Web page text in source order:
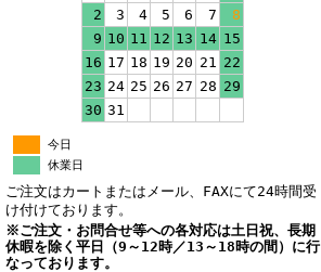
2
3 4 5 6 7
8
9 10 11 12 13 14 15
16 17 18 19 20 21 22
23 24 25 26 27 28 29
30 31
今日
休業日
ご注文はカートまたはメール、FAXにて24時間受
け付けております。
※ご注文・お問合せ等への各対応は土日祝、長期
休暇を除く平日（9～12時／13～18時の間）に行
なっております。